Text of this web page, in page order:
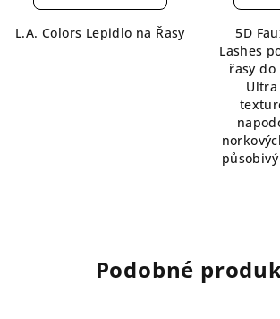
z
L.A. Colors Lepidlo na Řasy
5D
Lashes
řasy do
Ultra
Podobné